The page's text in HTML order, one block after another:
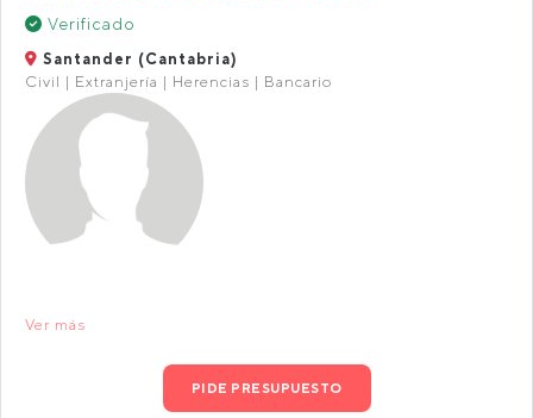
Verificado
Santander (Cantabria)
Civil | Extranjería | Herencias | Bancario
Ver más
PIDE PRESUPUESTO